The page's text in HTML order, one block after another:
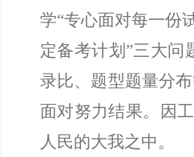
学“专心面对每一份
定备考计划”三大问
录比、题型题量分
面对努力结果。因
人民的大我之中。